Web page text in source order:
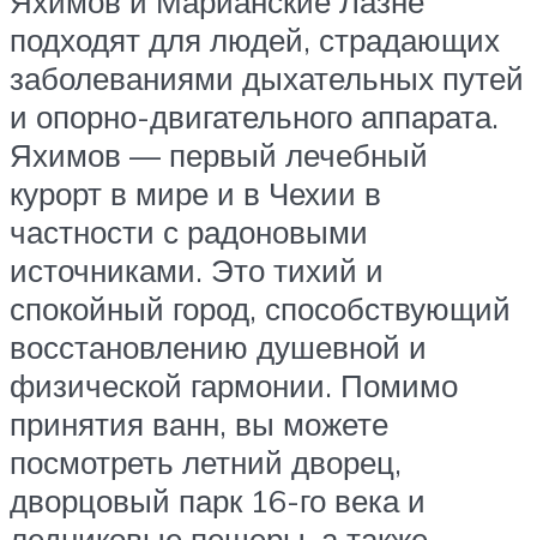
подходят для людей, страдающих
заболеваниями дыхательных путей
и опорно-двигательного аппарата.
Яхимов — первый лечебный
курорт в мире и в Чехии в
частности с радоновыми
источниками. Это тихий и
спокойный город, способствующий
восстановлению душевной и
физической гармонии. Помимо
принятия ванн, вы можете
посмотреть летний дворец,
дворцовый парк 16-го века и